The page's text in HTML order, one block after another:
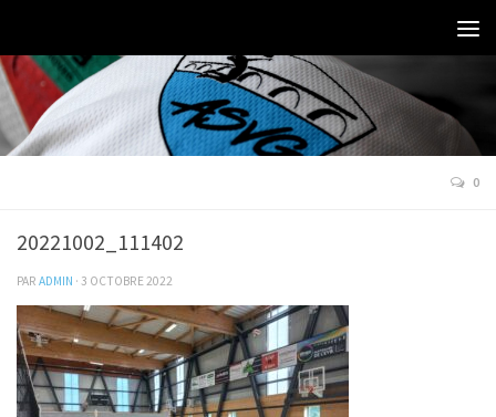
0
20221002_111402
PAR ADMIN · 3 OCTOBRE 2022